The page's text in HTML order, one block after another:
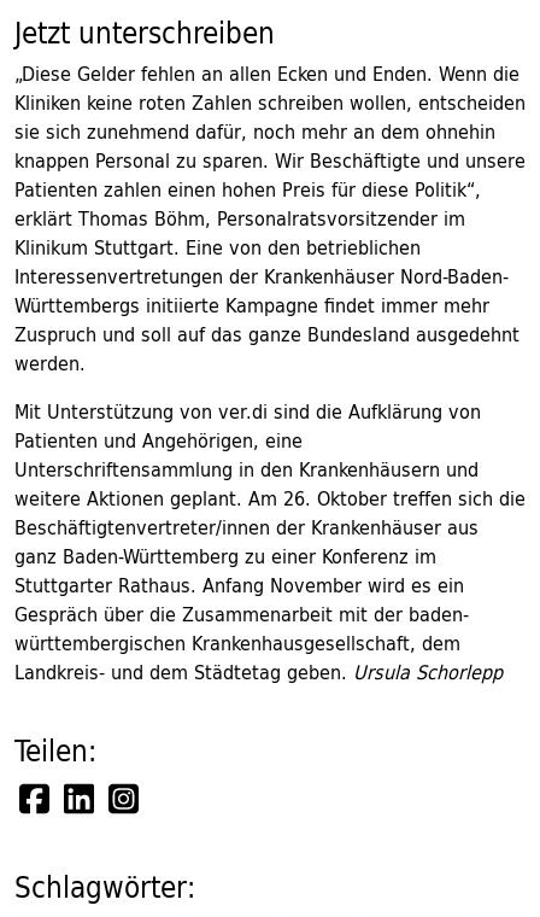
Jetzt unterschreiben
„Diese Gelder fehlen an allen Ecken und Enden. Wenn die
Kliniken keine roten Zahlen schreiben wollen, entscheiden
sie sich zunehmend dafür, noch mehr an dem ohnehin
knappen Personal zu sparen. Wir Beschäftigte und unsere
Patienten zahlen einen hohen Preis für diese Politik“,
erklärt Thomas Böhm, Personalratsvorsitzender im
Klinikum Stuttgart. Eine von den betrieblichen
Interessenvertretungen der Krankenhäuser Nord-Baden-
Württembergs initiierte Kampagne findet immer mehr
Zuspruch und soll auf das ganze Bundesland ausgedehnt
werden.
Mit Unterstützung von ver.di sind die Aufklärung von
Patienten und Angehörigen, eine
Unterschriftensammlung in den Krankenhäusern und
weitere Aktionen geplant. Am 26. Oktober treffen sich die
Beschäftigtenvertreter/innen der Krankenhäuser aus
ganz Baden-Württemberg zu einer Konferenz im
Stuttgarter Rathaus. Anfang November wird es ein
Gespräch über die Zusammenarbeit mit der baden-
württembergischen Krankenhausgesellschaft, dem
Landkreis- und dem Städtetag geben. Ursula Schorlepp
Teilen:
Schlagwörter: